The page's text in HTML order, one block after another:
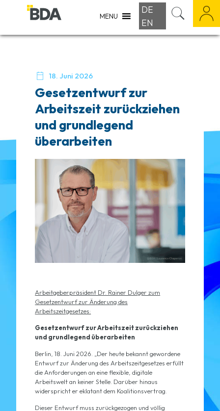
MENU
DE
EN
 18. Juni 2026
Gesetzentwurf zur
Arbeitszeit zurückziehen
und grundlegend
überarbeiten
Arbeitgeberpräsident Dr. Rainer Dulger zum
Gesetzentwurf zur Änderung des
Arbeitszeitgesetzes:
Gesetzentwurf zur Arbeitszeit zurückziehen
und grundlegend überarbeiten
Berlin, 18. Juni 2026. „Der heute bekannt gewordene
Entwurf zur Änderung des Arbeitszeitgesetzes erfüllt
die Anforderungen an eine flexible, digitale
Arbeitswelt an keiner Stelle. Darüber hinaus
widerspricht er eklatant dem Koalitionsvertrag.
Dieser Entwurf muss zurückgezogen und völlig